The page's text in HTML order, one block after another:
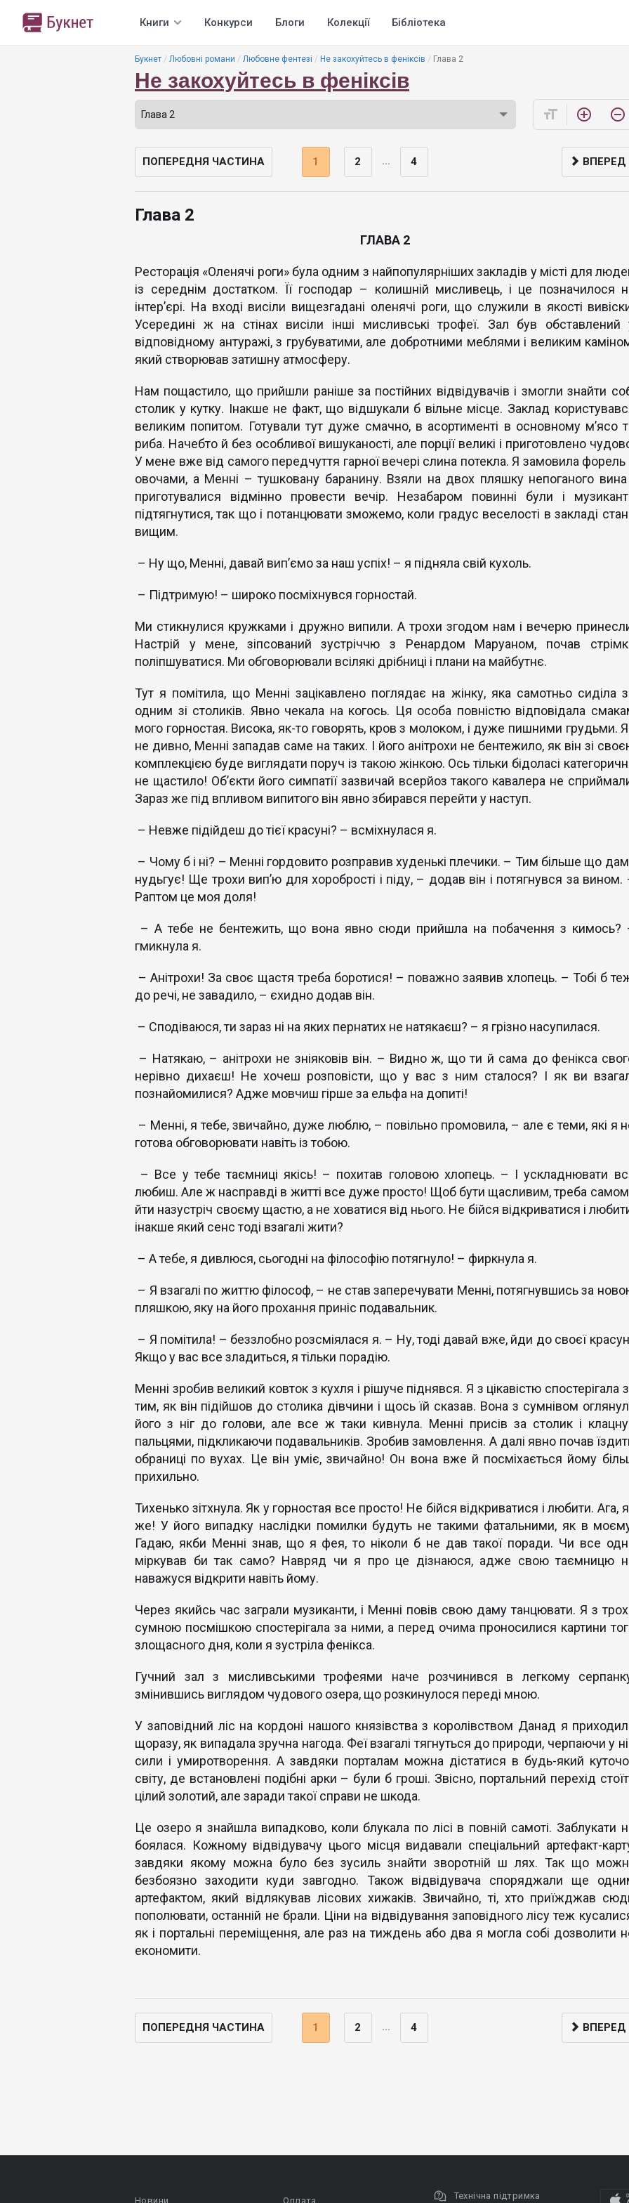
Книги Конкурси Блоги Колекції Бібліотека
Букнет Любовні романи Любовне фентезі Не закохуйтесь в феніксів Глава 2
Не закохуйтесь в феніксів
format_size add_circle_outline remove_circle_outline
ПОПЕРЕДНЯ ЧАСТИНА 1 2 ... 4 ВПЕРЕД
Глава 2
ГЛАВА 2
Ресторація «Оленячі роги» була одним з найпопулярніших закладів у місті для
із середнім достатком. Її господар – колишній мисливець, і це позначилося
інтер’єрі. На вході висіли вищезгадані оленячі роги, що служили в якості
Усередині ж на стінах висіли інші мисливські трофеї. Зал був обставлений
відповідному антуражі, з грубуватими, але добротними меблями і великим
який створював затишну атмосферу.
Нам пощастило, що прийшли раніше за постійних відвідувачів і змогли знайти
столик у кутку. Інакше не факт, що відшукали б вільне місце. Заклад
великим попитом. Готували тут дуже смачно, в асортименті в основному м’ясо
риба. Начебто й без особливої вишуканості, але порції великі і приготовлено
У мене вже від самого передчуття гарної вечері слина потекла. Я замовила форель
овочами, а Менні – тушковану баранину. Взяли на двох пляшку непоганого вина
приготувалися відмінно провести вечір. Незабаром повинні були і
підтягнутися, так що і потанцювати зможемо, коли градус веселості в закладі
вищим.
– Ну що, Менні, давай вип’ємо за наш успіх! – я підняла свій кухоль.
– Підтримую! – широко посміхнувся горностай.
Ми стикнулися кружками і дружно випили. А трохи згодом нам і вечерю
Настрій у мене, зіпсований зустріччю з Ренардом Маруаном, почав
поліпшуватися. Ми обговорювали всілякі дрібниці і плани на майбутнє.
Тут я помітила, що Менні зацікавлено поглядає на жінку, яка самотньо сиділа
одним зі столиків. Явно чекала на когось. Ця особа повністю відповідала
мого горностая. Висока, як-то говорять, кров з молоком, і дуже пишними грудьми.
не дивно, Менні западав саме на таких. І його анітрохи не бентежило, як він зі
комплекцією буде виглядати поруч із такою жінкою. Ось тільки бідоласі
не щастило! Об’єкти його симпатії зазвичай всерйоз такого кавалера не
Зараз же під впливом випитого він явно збирався перейти у наступ.
– Невже підійдеш до тієї красуні? – всміхнулася я.
– Чому б і ні? – Менні гордовито розправив худенькі плечики. – Тим більше що
нудьгує! Ще трохи вип’ю для хоробрості і піду, – додав він і потягнувся за вином.
Раптом це моя доля!
– А тебе не бентежить, що вона явно сюди прийшла на побачення з кимось?
гмикнула я.
– Анітрохи! За своє щастя треба боротися! – поважно заявив хлопець. – Тобі б
до речі, не завадило, – єхидно додав він.
– Сподіваюся, ти зараз ні на яких пернатих не натякаєш? – я грізно насупилася.
– Натякаю, – анітрохи не зніяковів він. – Видно ж, що ти й сама до фенікса
нерівно дихаєш! Не хочеш розповісти, що у вас з ним сталося? І як ви
познайомилися? Адже мовчиш гірше за ельфа на допиті!
– Менні, я тебе, звичайно, дуже люблю, – повільно промовила, – але є теми, які я
готова обговорювати навіть із тобою.
– Все у тебе таємниці якісь! – похитав головою хлопець. – І ускладнювати
любиш. Але ж насправді в житті все дуже просто! Щоб бути щасливим, треба
йти назустріч своєму щастю, а не ховатися від нього. Не бійся відкриватися і
інакше який сенс тоді взагалі жити?
– А тебе, я дивлюся, сьогодні на філософію потягнуло! – фиркнула я.
– Я взагалі по життю філософ, – не став заперечувати Менні, потягнувшись за
пляшкою, яку на його прохання приніс подавальник.
– Я помітила! – беззлобно розсміялася я. – Ну, тоді давай вже, йди до своєї
Якщо у вас все зладиться, я тільки порадію.
Менні зробив великий ковток з кухля і рішуче піднявся. Я з цікавістю спостерігала
тим, як він підійшов до столика дівчини і щось їй сказав. Вона з сумнівом
його з ніг до голови, але все ж таки кивнула. Менні присів за столик і
пальцями, підкликаючи подавальників. Зробив замовлення. А далі явно почав
обраниці по вухах. Це він уміє, звичайно! Он вона вже й посміхається йому
прихильно.
Тихенько зітхнула. Як у горностая все просто! Не бійся відкриватися і любити. Ага,
же! У його випадку наслідки помилки будуть не такими фатальними, як в
Гадаю, якби Менні знав, що я фея, то ніколи б не дав такої поради. Чи все
міркував би так само? Навряд чи я про це дізнаюся, адже свою таємницю
наважуся відкрити навіть йому.
Через якийсь час заграли музиканти, і Менні повів свою даму танцювати. Я з
сумною посмішкою спостерігала за ними, а перед очима проносилися картини
злощасного дня, коли я зустріла фенікса.
Гучний зал з мисливськими трофеями наче розчинився в легкому
змінившись виглядом чудового озера, що розкинулося переді мною.
У заповідний ліс на кордоні нашого князівства з королівством Данад я
щоразу, як випадала зручна нагода. Феї взагалі тягнуться до природи, черпаючи у
сили і умиротворення. А завдяки порталам можна дістатися в будь-який
світу, де встановлені подібні арки – були б гроші. Звісно, портальний перехід
цілий золотий, але заради такої справи не шкода.
Це озеро я знайшла випадково, коли блукала по лісі в повній самоті. Заблукати
боялася. Кожному відвідувачу цього місця видавали спеціальний артефакт-
завдяки якому можна було без зусиль знайти зворотній ш лях. Так що
безбоязно заходити куди завгодно. Також відвідувача споряджали ще
артефактом, який відлякував лісових хижаків. Звичайно, ті, хто приїжджав
пополювати, останній не брали. Ціни на відвідування заповідного лісу теж
як і портальні переміщення, але раз на тиждень або два я могла собі дозволити
економити.
ПОПЕРЕДНЯ ЧАСТИНА 1 2 ... 4 ВПЕРЕД
Новини Оплата Технічна підтримка